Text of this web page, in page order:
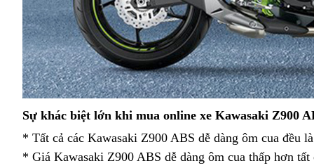
Sự khác biệt lớn mới
nhất
khi mua online xe Kawasaki Z900
* Tất cả các Kawasaki Z900 ABS dễ dàng ôm cua giá
vừa
đều
* Giá Kawasaki Z900 ABS dễ dàng ôm cua thấp hơn tất